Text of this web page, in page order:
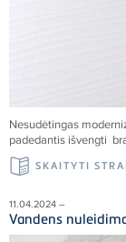
Nesudėtingas
padedantis išvengti
SKAITYTI
11.04.2024 –
Vandens